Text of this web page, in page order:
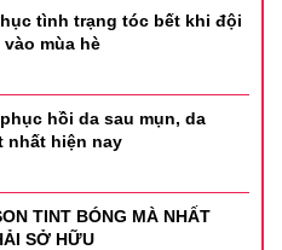
tình trạng tóc bết khi đội
vào mùa hè
hồi da sau mụn, da
nhất hiện nay
TINT BÓNG MÀ NHẤT
SỞ HỮU